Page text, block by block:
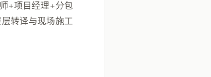
+项目经理+分包
转译与现场施工